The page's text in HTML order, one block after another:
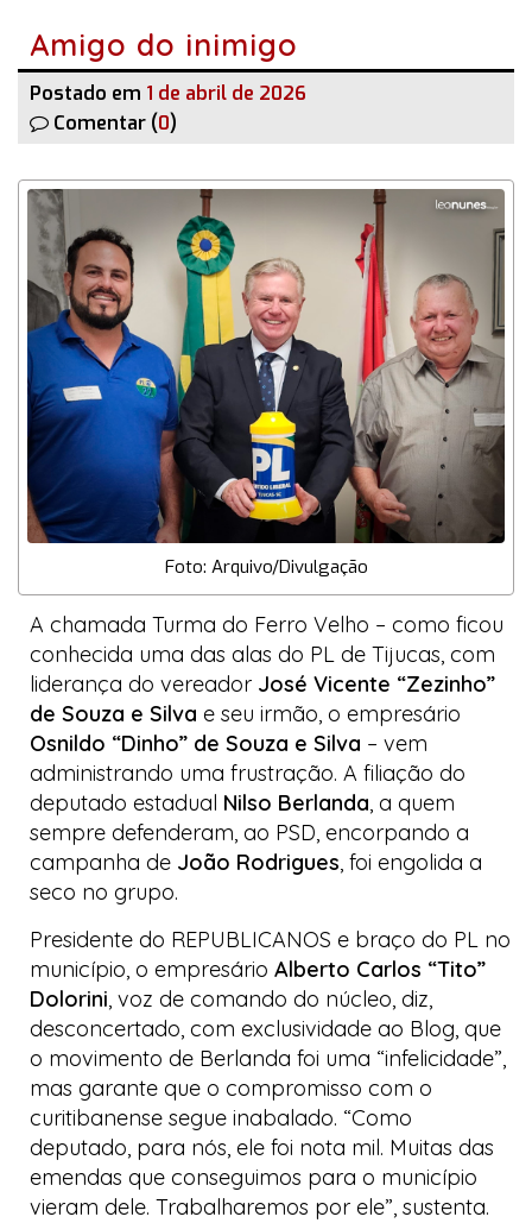
Amigo do inimigo
Postado em 1 de abril de 2026
Comentar (0)
Foto: Arquivo/Divulgação
A chamada Turma do Ferro Velho – como ficou
conhecida uma das alas do PL de Tijucas, com
liderança do vereador José Vicente “Zezinho”
de Souza e Silva e seu irmão, o empresário
Osnildo “Dinho” de Souza e Silva – vem
administrando uma frustração. A filiação do
deputado estadual Nilso Berlanda, a quem
sempre defenderam, ao PSD, encorpando a
campanha de João Rodrigues, foi engolida a
seco no grupo.
Presidente do REPUBLICANOS e braço do PL no
município, o empresário Alberto Carlos “Tito”
Dolorini, voz de comando do núcleo, diz,
desconcertado, com exclusividade ao Blog, que
o movimento de Berlanda foi uma “infelicidade”,
mas garante que o compromisso com o
curitibanense segue inabalado. “Como
deputado, para nós, ele foi nota mil. Muitas das
emendas que conseguimos para o município
vieram dele. Trabalharemos por ele”, sustenta.